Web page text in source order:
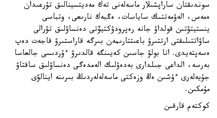
سوندىقتان ساراپشىلار ماسەلەنى تەك مەديتسينالىق تۇرعىدان
ەمەس، الەۋمەتتىك ساياسات، ەڭبەك نارىعى، وتباسى
ينستيتۋتىن قولداۋ جانە رەپرودۋكتيۆتى دەنساۋلىق تۋرالى
ساۋاتتىلىقتى ارتتىرۋ باعىتتارىمەن بىرگە قاراستىرۋ قاجەت دەپ
ەسەپتەيدى. انا بولۋ جاسىن كەيىنگە قالدىرۋ ءۇردىسى جالعاسا
بەرسە، الداعى جىلدارى بەدەۋلىك الەمدەگى دەنساۋلىق ساقتاۋ
جۇيەلەرى ءۇشىن ەڭ وزەكتى ماسەلەلەردىڭ بىرىنە اينالۋى
مۇمكىن.
كوكتەم قارقىن